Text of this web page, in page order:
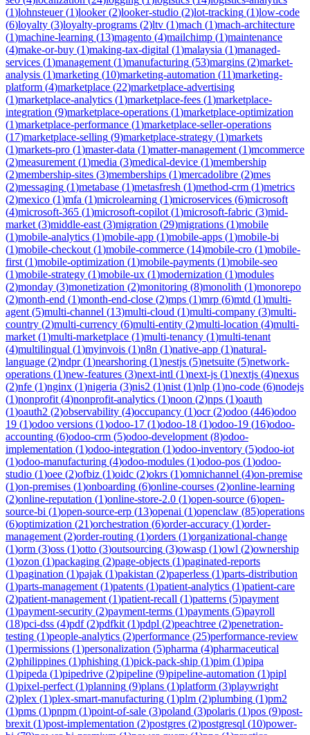
(1)lohnsteuer(1)looker(2)looker-studio (2)lot-tracking (1)low-code
(6)loyalty (3)loyalty-programs (2)ltv (1)mach (1)mach-architecture
(1)machine-learning (13)magento (4)mailchimp (1)maintenance
(4)make-or-buy (1)making-tax-digital (1)malaysia (1)managed-
services (1)management (1)manufacturing (53)margins (2)market-
analysis (1)marketing (10)marketing-automation (11)marketing-
platform (4)marketplace (22)marketplace-advertising
(1)marketplace-analytics (1)marketplace-fees (1)marketplace-
integration (9)marketplace-operations (1)marketplace-optimization
(1)marketplace-performance (1)marketplace-seller-operations
(17)marketplace-selling (9)marketplace-strategy (1)markets
(1)markets-pro (1)master-data (1)matter-management (1)mcommerce
(2)measurement (1)media (3)medical-device (1)membership
(2)membership-sites (3)memberships (1)mercadolibre (2)mes
(2)messaging (1)metabase (1)metasfresh (1)method-crm (1)metrics
(2)mexico (1)mfa (1)microlearning (1)microservices (6)microsoft
(4)microsoft-365 (1)microsoft-copilot (1)microsoft-fabric (3)mid-
market (3)middle-east (3)migration (29)migrations (1)mobile
(1)mobile-analytics (1)mobile-app (1)mobile-apps (1)mobile-bi
(1)mobile-checkout (1)mobile-commerce (14)mobile-cro (1)mobile-
first (1)mobile-optimization (1)mobile-payments (1)mobile-seo
(1)mobile-strategy (1)mobile-ux (1)modernization (1)modules
(2)monday (3)monetization (2)monitoring (8)monolith (1)monorepo
(2)month-end (1)month-end-close (2)mps (1)mrp (6)mtd (1)multi-
agent (5)multi-channel (13)multi-cloud (1)multi-company (3)multi-
country (2)multi-currency (6)multi-entity (2)multi-location (4)multi-
market (1)multi-marketplace (1)multi-tenancy (1)multi-tenant
(4)multilingual (1)myinvois (1)n8n (1)native-app (1)natural-
language (2)ndpr(1)nearshoring (1)nestjs (5)netsuite (5)network-
operations (1)new-features (3)next-intl (1)next-js (1)nextjs (4)nexus
(2)nfe (1)nginx (1)nigeria (3)nis2 (1)nist (1)nlp (1)no-code (6)nodejs
(1)nonprofit (4)nonprofit-analytics (1)noon (2)nps (1)oauth
(1)oauth2 (2)observability (4)occupancy (1)ocr(2)odoo (446)odoo
19 (1)odoo versions (1)odoo-17 (1)odoo-18 (1)odoo-19 (16)odoo-
accounting (6)odoo-crm (5)odoo-development (8)odoo-
implementation (1)odoo-integration (1)odoo-inventory (5)odoo-iot
(1)odoo-manufacturing (4)odoo-modules (1)odoo-pos (1)odoo-
studio (1)oee (2)ofbiz (1)oidc (2)okrs (1)omnichannel (4)on-premise
(1)on-premises (1)onboarding (6)online-courses (2)online-learning
(2)online-reputation (1)online-store-2.0 (1)open-source (6)open-
source-bi (1)open-source-erp (13)openai (1)openclaw (85)operations
(6)optimization (21)orchestration (6)order-accuracy (1)order-
management (2)order-routing (1)orders (1)organizational-change
(1)orm (3)oss (1)otto (3)outsourcing (3)owasp (1)owl (2)ownership
(1)ozon (1)packaging (2)page-objects (1)paginated-reports
(1)pagination (1)pajak (1)pakistan (2)paperless (1)parts-distribution
(1)parts-management (1)patents (1)patient-analytics (1)patient-care
(2)patient-management (1)patient-recall (1)patterns (5)payment
(1)payment-security (2)payment-terms (1)payments (5)payroll
(18)pci-dss (4)pdf(2)pdfkit (1)pdpl (2)peachtree (2)penetration-
testing (1)people-analytics (2)performance (25)performance-review
(1)permissions (1)personalization (5)pharma (4)pharmaceutical
(2)philippines (1)phishing (1)pick-pack-ship (1)pim (1)pipa
(1)pipeda (1)pipedrive (2)pipeline (9)pipeline-automation (1)pipl
(1)pixel-perfect (1)planning (9)plans (1)platform (3)playwright
(2)plex (1)plex-smart-manufacturing (1)plm (2)plumbing (1)pm2
(1)pms (1)pnpm (1)point-of-sale (3)poland (3)polaris (1)pos (9)post-
brexit (1)post-implementation (2)postgres (2)postgresql (10)power-